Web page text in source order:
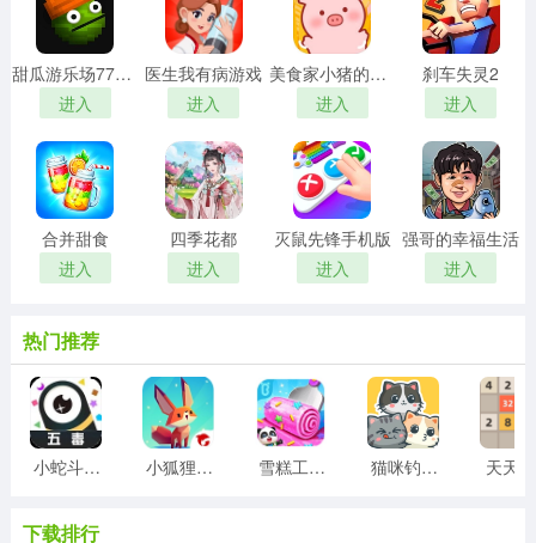
甜瓜游乐场7723自带模组汉化版
进入
医生我有病游戏
进入
美食家小猪的大冒险安卓版
进入
刹车失灵2
进入
合并甜食
进入
四季花都
进入
灭鼠先锋手机版
进入
强哥的幸福生活
进入
热门推荐
小蛇斗蜈蚣 小狐狸游戏 雪糕工厂游戏 猫咪钓鱼物语游戏 天天
下载排行